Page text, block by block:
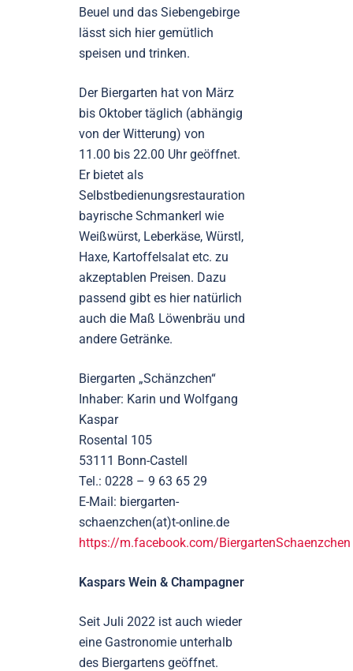
Beuel und das Siebengebirge
lässt sich hier gemütlich
speisen und trinken.
Der Biergarten hat von März
bis Oktober täglich (abhängig
von der Witterung) von
11.00 bis 22.00 Uhr geöffnet.
Er bietet als
Selbstbedienungsrestauration
bayrische Schmankerl wie
Weißwürst, Leberkäse, Würstl,
Haxe, Kartoffelsalat etc. zu
akzeptablen Preisen. Dazu
passend gibt es hier natürlich
auch die Maß Löwenbräu und
andere Getränke.
Biergarten „Schänzchen“
Inhaber: Karin und Wolfgang
Kaspar
Rosental 105
53111 Bonn-Castell
Tel.: 0228 – 9 63 65 29
E-Mail: biergarten-
schaenzchen(at)t-online.de
https://m.facebook.com/BiergartenSchaenzchen
Kaspars Wein & Champagner
Seit Juli 2022 ist auch wieder
eine Gastronomie unterhalb
des Biergartens geöffnet.